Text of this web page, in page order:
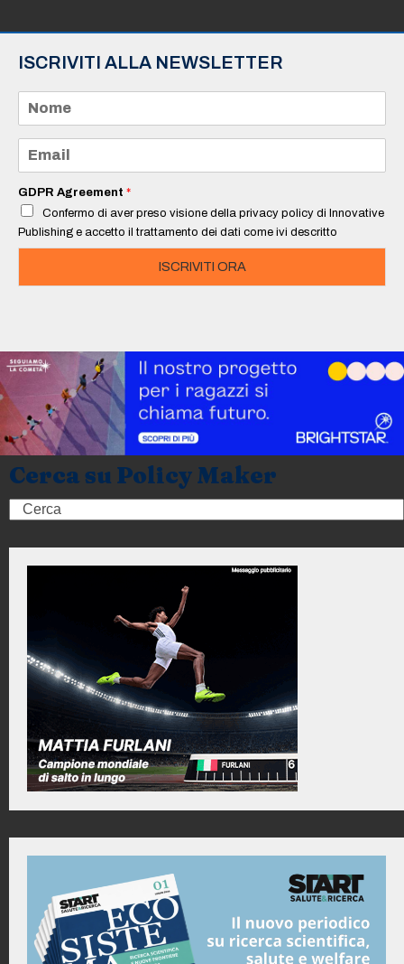
ISCRIVITI ALLA NEWSLETTER
m
e
a
i
*
GDPR Agreement *
Confermo di aver preso visione della privacy policy di Innovative
Publishing e accetto il trattamento dei dati come ivi descritto
ISCRIVITI ORA
Cerca su Policy Maker
Search